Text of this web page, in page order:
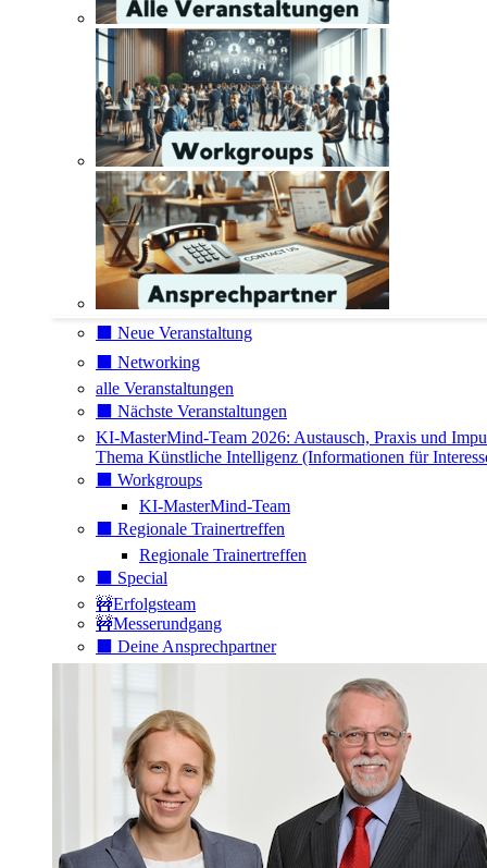
⬛️ Neue Veranstaltung
⬛️ Networking
alle Veranstaltungen
⬛️ Nächste Veranstaltungen
KI-MasterMind-Team 2026: Austausch, Praxis und
Thema Künstliche Intelligenz (Informationen für
⬛️ Workgroups
KI-MasterMind-Team
⬛️ Regionale Trainertreffen
Regionale Trainertreffen
⬛️ Special
🚧Erfolgsteam
🚧Messerundgang
⬛️ Deine Ansprechpartner